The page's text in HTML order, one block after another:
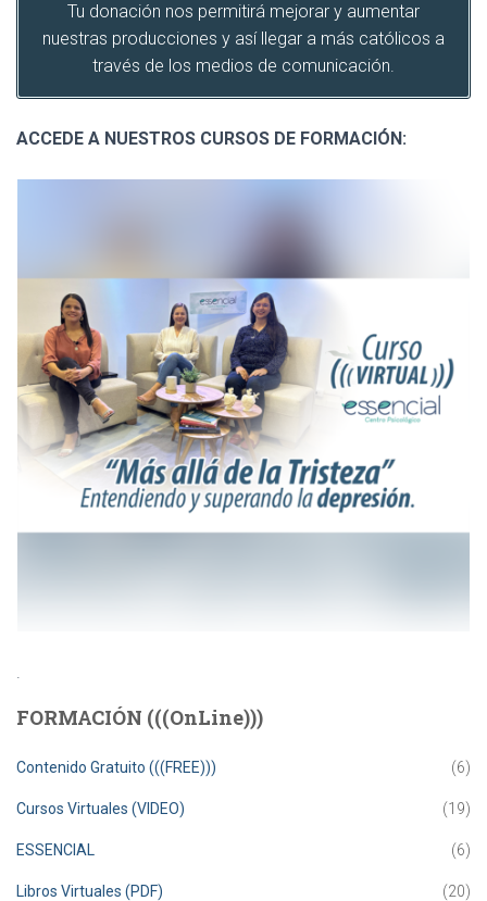
Tu donación nos permitirá mejorar y aumentar
nuestras producciones y así llegar a más católicos a
través de los medios de comunicación.
ACCEDE A NUESTROS CURSOS DE FORMACIÓN:
FORMACIÓN (((OnLine)))
Contenido Gratuito (((FREE))) (6)
Cursos Virtuales (VIDEO) (19)
ESSENCIAL (6)
Libros Virtuales (PDF) (20)